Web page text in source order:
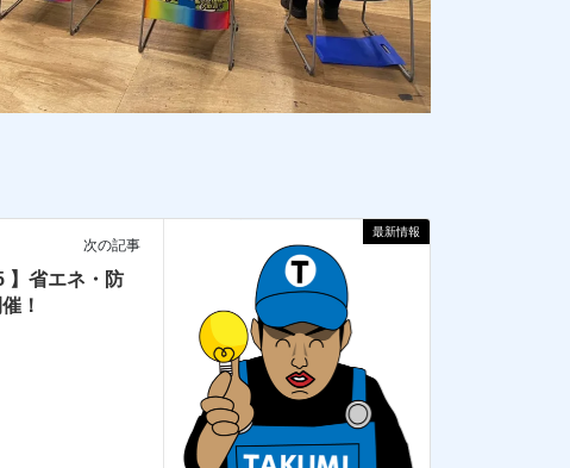
最新情報
次の記事
】省エネ・防
！